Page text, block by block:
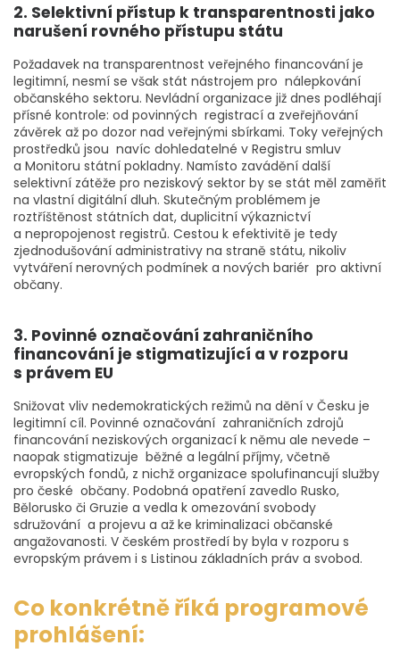
2. Selektivní přístup k transparentnosti jako
narušení rovného přístupu státu
Požadavek na transparentnost veřejného financování je
legitimní, nesmí se však stát nástrojem pro nálepkování
občanského sektoru. Nevládní organizace již dnes podléhají
přísné kontrole: od povinných registrací a zveřejňování
závěrek až po dozor nad veřejnými sbírkami. Toky veřejných
prostředků jsou navíc dohledatelné v Registru smluv
a Monitoru státní pokladny. Namísto zavádění další
selektivní zátěže pro neziskový sektor by se stát měl zaměřit
na vlastní digitální dluh. Skutečným problémem je
roztříštěnost státních dat, duplicitní výkaznictví
a nepropojenost registrů. Cestou k efektivitě je tedy
zjednodušování administrativy na straně státu, nikoliv
vytváření nerovných podmínek a nových bariér pro aktivní
občany.
3. Povinné označování zahraničního
financování je stigmatizující a v rozporu
s právem EU
Snižovat vliv nedemokratických režimů na dění v Česku je
legitimní cíl. Povinné označování zahraničních zdrojů
financování neziskových organizací k němu ale nevede –
naopak stigmatizuje běžné a legální příjmy, včetně
evropských fondů, z nichž organizace spolufinancují služby
pro české občany. Podobná opatření zavedlo Rusko,
Bělorusko či Gruzie a vedla k omezování svobody
sdružování a projevu a až ke kriminalizaci občanské
angažovanosti. V českém prostředí by byla v rozporu s
evropským právem i s Listinou základních práv a svobod.
Co konkrétně říká programové
prohlášení: